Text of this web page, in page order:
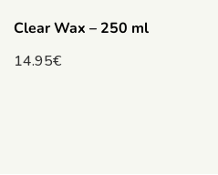
Clear Wax – 250 ml
14.95€